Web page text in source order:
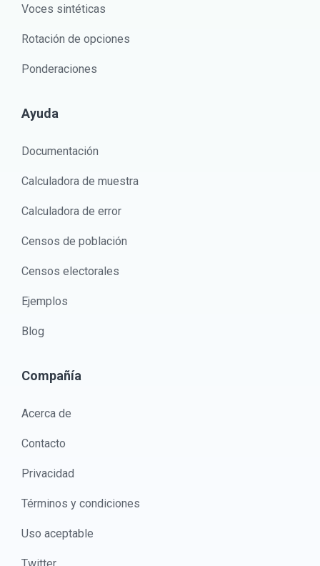
Voces sintéticas
Rotación de opciones
Ponderaciones
Ayuda
Documentación
Calculadora de muestra
Calculadora de error
Censos de población
Censos electorales
Ejemplos
Blog
Compañía
Acerca de
Contacto
Privacidad
Términos y condiciones
Uso aceptable